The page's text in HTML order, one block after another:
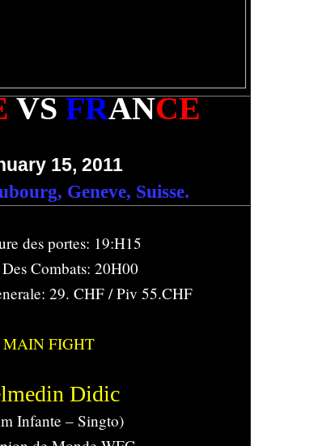
VS FRANCE
15, 2011
Geneve, Suisse.
des portes: 19:H15
Combats: 20H00
29. CHF / Piv 55.CHF
MAIN FIGHT
Didic
Infante – Singto)